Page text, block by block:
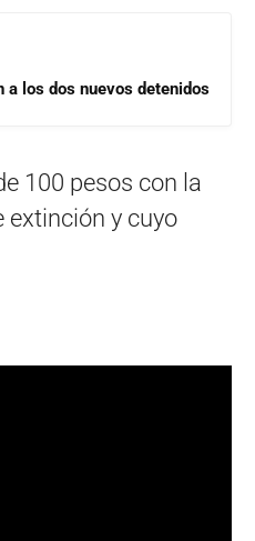
los dos nuevos detenidos
100 pesos con la
extinción y cuyo